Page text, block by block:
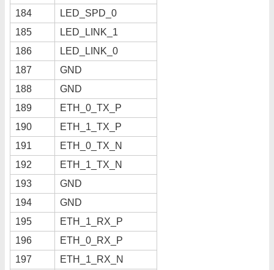
184
LED_SPD_0
185
LED_LINK_1
186
LED_LINK_0
187
GND
188
GND
189
ETH_0_TX_P
190
ETH_1_TX_P
191
ETH_0_TX_N
192
ETH_1_TX_N
193
GND
194
GND
195
ETH_1_RX_P
196
ETH_0_RX_P
197
ETH_1_RX_N